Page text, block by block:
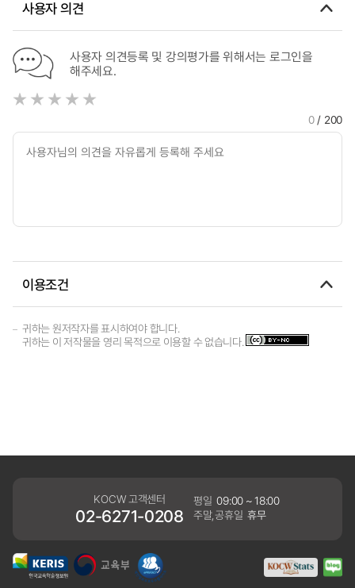
사용자 의견
사용자 의견등록 및 강의평가를 위해서는 로그인을
해주세요.
0/ 200
이용조건
귀하는 원저작자를 표시하여야 합니다.
귀하는 이 저작물을 영리 목적으로 이용할 수 없습니다.
KOCW 고객센터
02-6271-0208
평일 09:00 ~ 18:00
주말,공휴일 휴무